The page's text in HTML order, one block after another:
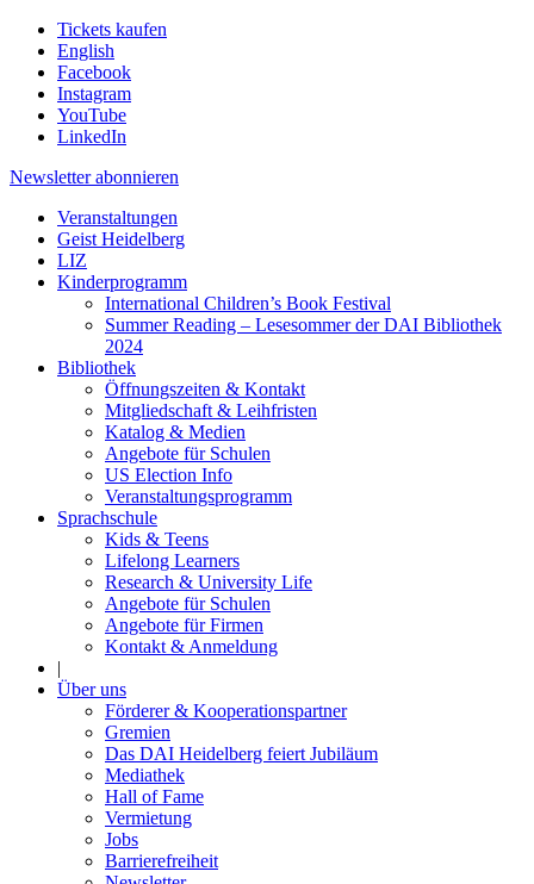
Tickets kaufen
English
Facebook
Instagram
YouTube
LinkedIn
Newsletter abonnieren
Veranstaltungen
Geist Heidelberg
LIZ
Kinderprogramm
International Children’s Book Festival
Summer Reading – Lesesommer der DAI Bibliothek
2024
Bibliothek
Öffnungszeiten & Kontakt
Mitgliedschaft & Leihfristen
Katalog & Medien
Angebote für Schulen
US Election Info
Veranstaltungsprogramm
Sprachschule
Kids & Teens
Lifelong Learners
Research & University Life
Angebote für Schulen
Angebote für Firmen
Kontakt & Anmeldung
|
Über uns
Förderer & Kooperationspartner
Gremien
Das DAI Heidelberg feiert Jubiläum
Mediathek
Hall of Fame
Vermietung
Jobs
Barrierefreiheit